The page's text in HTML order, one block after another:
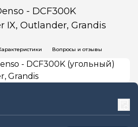
- DCF300K
IX, Outlander, Grandis
Вопросы и отзывы